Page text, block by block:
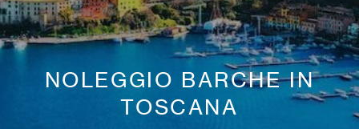
NOLEGGIO BARCHE IN
TOSCANA